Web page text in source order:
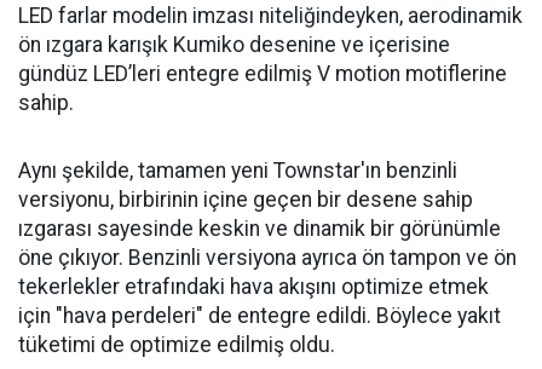
LED farlar modelin imzası niteliğindeyken, aerodinamik
ön ızgara karışık Kumiko desenine ve içerisine
gündüz LED’leri entegre edilmiş V motion motiflerine
sahip.
Aynı şekilde, tamamen yeni Townstar'ın benzinli
versiyonu, birbirinin içine geçen bir desene sahip
ızgarası sayesinde keskin ve dinamik bir görünümle
öne çıkıyor. Benzinli versiyona ayrıca ön tampon ve ön
tekerlekler etrafındaki hava akışını optimize etmek
için "hava perdeleri" de entegre edildi. Böylece yakıt
tüketimi de optimize edilmiş oldu.